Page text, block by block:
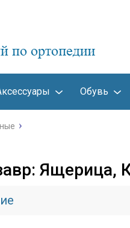
Обувь
Ящерица,